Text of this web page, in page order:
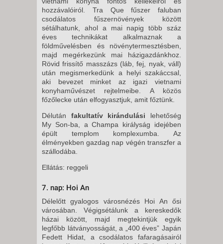
hozzávalóiról. Tra Que fűszer faluban
csodálatos fűszernövények között
sétálhatunk, ahol a mai napig több száz
éves technikákat alkalmaznak a
földművelésben és növénytermesztésben,
majd megérkezünk mai házigazdánkhoz.
Rövid frissítő masszázs (láb, fej, nyak, váll)
után megismerkedünk a helyi szakáccsal,
aki bevezet minket az igazi vietnami
konyhaművészet rejtelmeibe. A közös
főzőlecke után elfogyasztjuk, amit főztünk.
Délután fakultatív kirándulási lehetőség
My Son-ba, a Champa királyság idejében
épült templom komplexumba. Az
élményekben gazdag nap végén transzfer a
szállodába.
Ellátás: reggeli
7. nap: Hoi An
Délelőtt gyalogos városnézés Hoi An ősi
városában. Végigsétálunk a kereskedők
házai között, majd megtekintjük egyik
legfőbb látványosságát, a „400 éves” Japán
Fedett Hidat, a csodálatos fafaragásairól